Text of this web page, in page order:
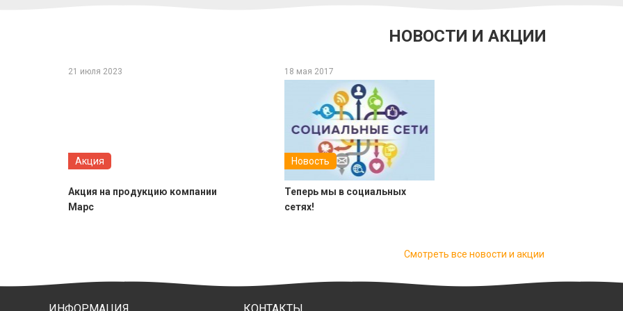
НОВОСТИ И АКЦИИ
21 июля 2023
Акция
Акция на продукцию компании
Марс
18 мая 2017
Новость
Теперь мы в социальных
сетях!
Смотреть все новости и акции